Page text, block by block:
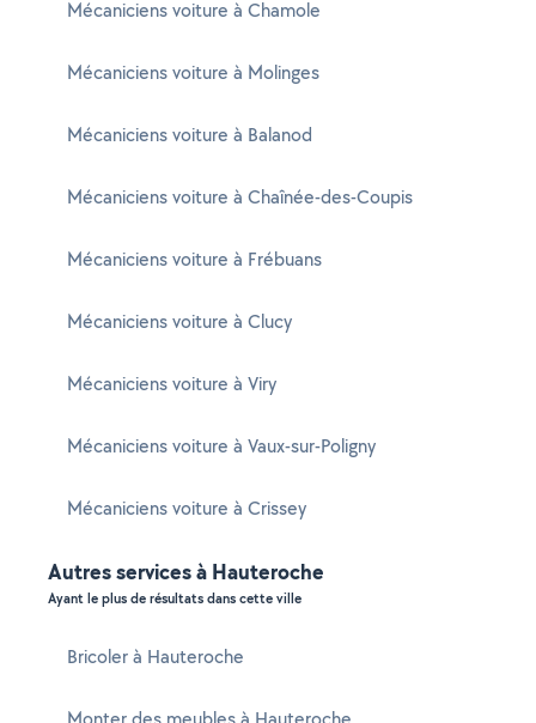
Mécaniciens voiture à Chamole
Mécaniciens voiture à Molinges
Mécaniciens voiture à Balanod
Mécaniciens voiture à Chaînée-des-Coupis
Mécaniciens voiture à Frébuans
Mécaniciens voiture à Clucy
Mécaniciens voiture à Viry
Mécaniciens voiture à Vaux-sur-Poligny
Mécaniciens voiture à Crissey
Autres services à Hauteroche
Ayant le plus de résultats dans cette ville
Bricoler à Hauteroche